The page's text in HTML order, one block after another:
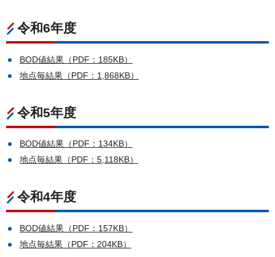
令和6年度
BOD値結果（PDF：185KB）
地点毎結果（PDF：1,868KB）
令和5年度
BOD値結果（PDF：134KB）
地点毎結果（PDF：5,118KB）
令和4年度
BOD値結果（PDF：157KB）
地点毎結果（PDF：204KB）